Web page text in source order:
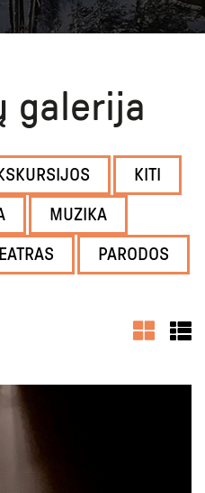
galerija
KITI
MUZIKA
PARODOS